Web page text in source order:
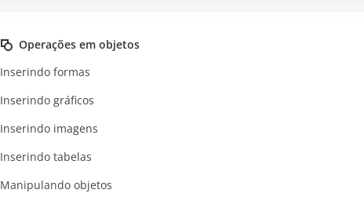
Operações em objetos
Inserindo formas
Inserindo gráficos
Inserindo imagens
Inserindo tabelas
Manipulando objetos